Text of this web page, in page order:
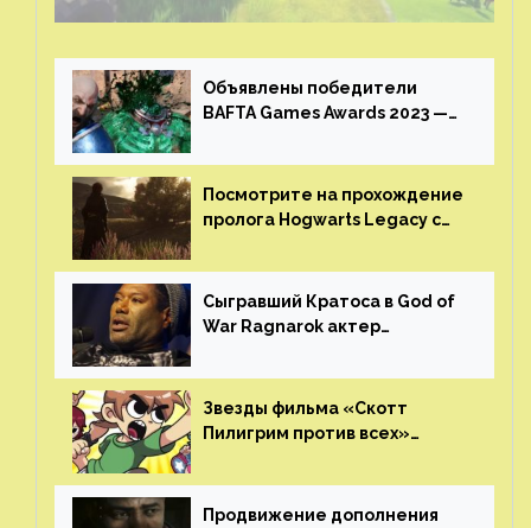
Объявлены победители
BAFTA Games Awards 2023 —
получила шесть наград
Посмотрите на прохождение
пролога Hogwarts Legacy с
GamesVoice показала первые
результаты своего труда
Сыгравший Кратоса в God of
War Ragnarok актер
игроков прекратить
консольные войны
Звезды фильма «Скотт
Пилигрим против всех»
аниме от Netflix
Продвижение дополнения